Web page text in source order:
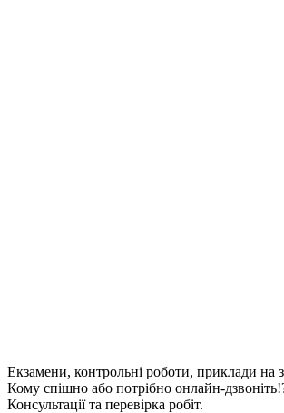
Екзамени, контрольні роботи, приклади на
Кому спішно або потрібно онлайн-
Консультації та перевірка робіт.